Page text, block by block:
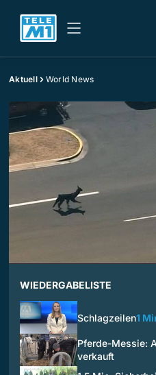
Aktuell World News
WIEDERGABELISTE
Schlagzeilen1
Pferde-Messie:
verkauft